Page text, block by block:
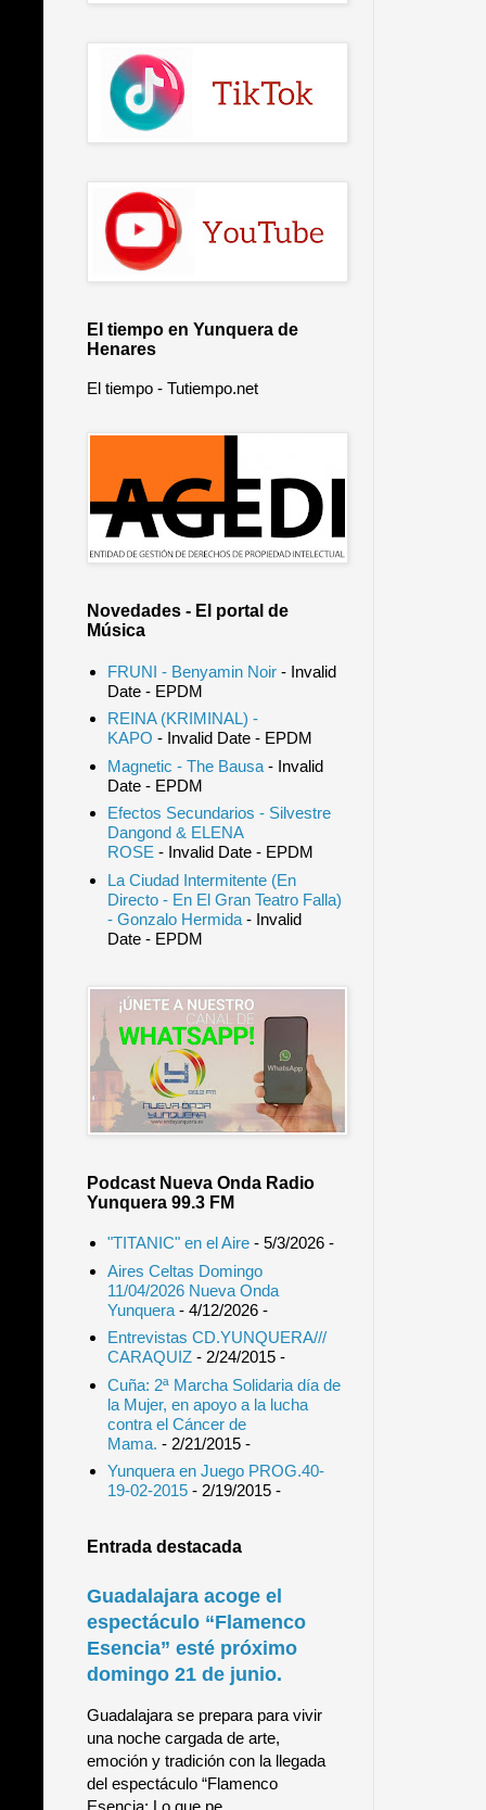
El tiempo en Yunquera de
Henares
El tiempo - Tutiempo.net
Novedades - El portal de
Música
FRUNI - Benyamin Noir- Invalid
Date- EPDM
REINA (KRIMINAL) -
KAPO - Invalid Date- EPDM
Magnetic - The Bausa- Invalid
Date- EPDM
Efectos Secundarios - Silvestre
Dangond & ELENA
ROSE - Invalid Date- EPDM
La Ciudad Intermitente (En
Directo - En El Gran Teatro Falla)
- Gonzalo Hermida- Invalid
Date- EPDM
Podcast Nueva Onda Radio
Yunquera 99.3 FM
"TITANIC" en el Aire- 5/3/2026-
Aires Celtas Domingo
11/04/2026 Nueva Onda
Yunquera- 4/12/2026-
Entrevistas CD.YUNQUERA///
CARAQUIZ- 2/24/2015-
Cuña: 2ª Marcha Solidaria día de
la Mujer, en apoyo a la lucha
contra el Cáncer de
Mama. - 2/21/2015-
Yunquera en Juego PROG.40-
19-02-2015- 2/19/2015-
Entrada destacada
Guadalajara acoge el
espectáculo “Flamenco
Esencia” esté próximo
domingo 21 de junio.
Guadalajara se prepara para vivir
una noche cargada de arte,
emoción y tradición con la llegada
del espectáculo “Flamenco
Esencia: Lo que pe...